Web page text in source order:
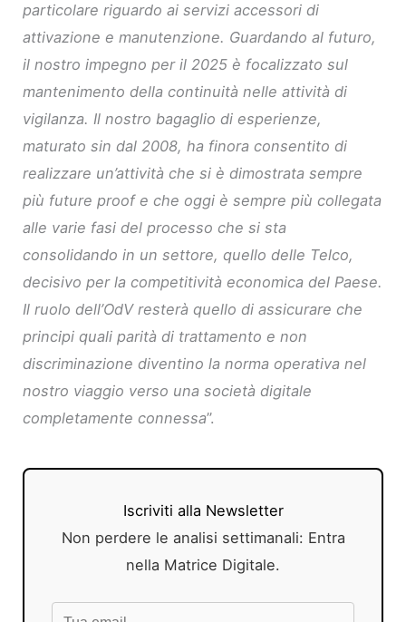
particolare riguardo ai servizi accessori di
attivazione e manutenzione. Guardando al futuro,
il nostro impegno per il 2025 è focalizzato sul
mantenimento della continuità nelle attività di
vigilanza. Il nostro bagaglio di esperienze,
maturato sin dal 2008, ha finora consentito di
realizzare un’attività che si è dimostrata sempre
più future proof e che oggi è sempre più collegata
alle varie fasi del processo che si sta
consolidando in un settore, quello delle Telco,
decisivo per la competitività economica del Paese.
Il ruolo dell’OdV resterà quello di assicurare che
principi quali parità di trattamento e non
discriminazione diventino la norma operativa nel
nostro viaggio verso una società digitale
completamente connessa”.
Iscriviti alla Newsletter
Non perdere le analisi settimanali: Entra
nella Matrice Digitale.